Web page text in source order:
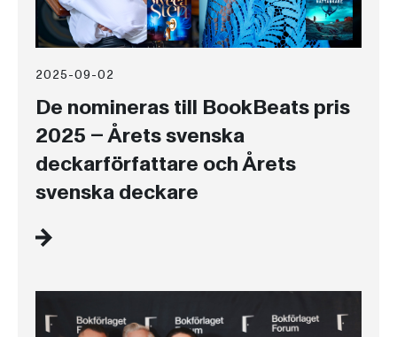
2025-09-02
De nomineras till BookBeats pris
2025 – Årets svenska
deckarförfattare och Årets
svenska deckare